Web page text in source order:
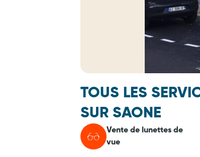
TOUS LES
SUR SAONE
Vente de lunettes de
vue